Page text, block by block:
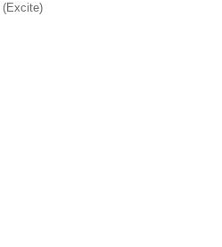
(Excite)